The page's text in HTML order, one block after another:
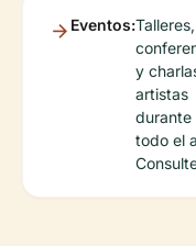
Eventos:Talleres,
y
artistas
durante
todo el